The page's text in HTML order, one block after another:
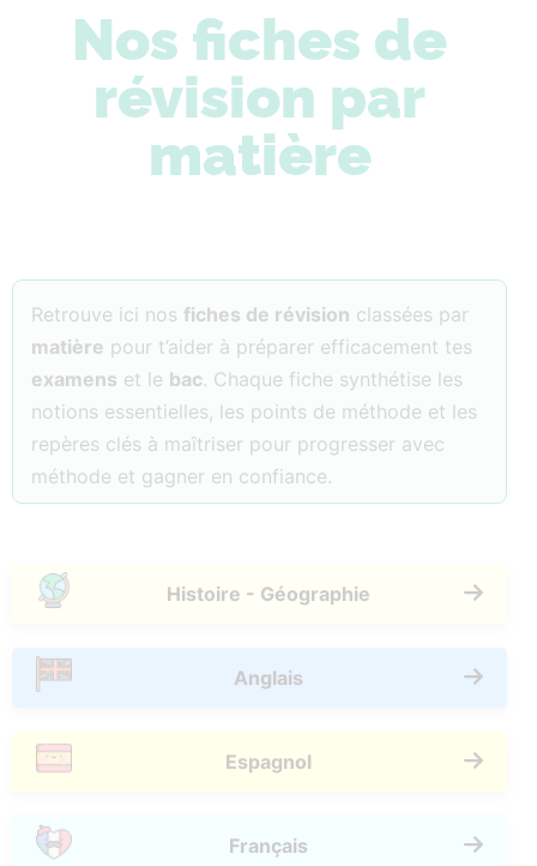
Nos fiches de
révision par
matière
Retrouve ici nos fiches de révision classées par
matière pour t’aider à préparer efficacement tes
examens et le bac. Chaque fiche synthétise les
notions essentielles, les points de méthode et les
repères clés à maîtriser pour progresser avec
méthode et gagner en confiance.
Histoire - Géographie
Anglais
Espagnol
Français